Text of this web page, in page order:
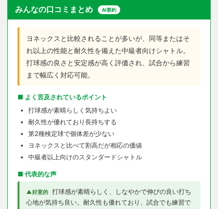
みんなの口コミまとめ AI要約
ヨネックスと比較されることが多いが、同等またはそ
れ以上の性能と耐久性を備えた中級者向けシャトル。
打球感の良さと安定感が高く評価され、試合から練習
まで幅広く対応可能。
■ よく言及されているポイント
打球感が素晴らしく気持ちよい
耐久性が優れており長持ちする
第2種検定球で個体差が少ない
ヨネックスと比べて割高だが相応の価値
中級者以上向けのスタンダードシャトル
■ 代表的な声
▲好意的 打球感が素晴らしく、しなやかで伸びの良い打ち
心地が気持ち良い。耐久性も優れており、試合でも練習で